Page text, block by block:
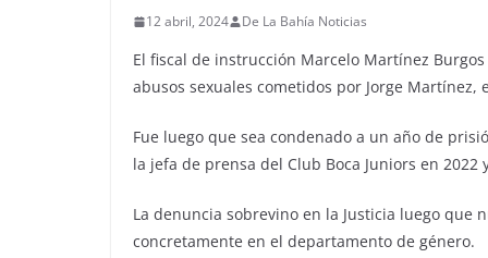
12 abril, 2024 De La Bahía Noticias
El fiscal de instrucción Marcelo Martínez
abusos sexuales cometidos por Jorge
Fue luego que sea condenado a un año de
la jefa de prensa del Club Boca Juniors en
La denuncia sobrevino en la Justicia luego que
concretamente en el departamento de género.